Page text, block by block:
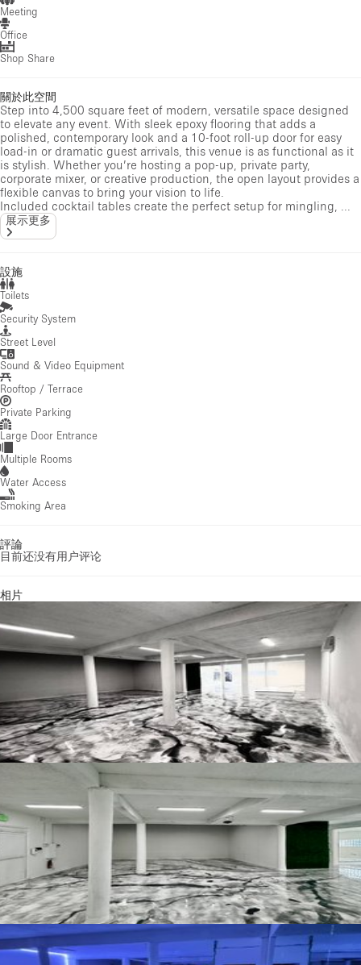
Meeting
Office
Shop Share
關於此空間
Step into 4,500 square feet of modern, versatile space designed
to elevate any event. With sleek epoxy flooring that adds a
polished, contemporary look and a 10-foot roll-up door for easy
load-in or dramatic guest arrivals, this venue is as functional as it
is stylish. Whether you’re hosting a pop-up, private party,
corporate mixer, or creative production, the open layout provides a
flexible canvas to bring your vision to life.
Included cocktail tables create the perfect setup for mingling, ...
展示更多
設施
Toilets
Security System
Street Level
Sound & Video Equipment
Rooftop / Terrace
Private Parking
Large Door Entrance
Multiple Rooms
Water Access
Smoking Area
評論
目前还没有用户评论
相片